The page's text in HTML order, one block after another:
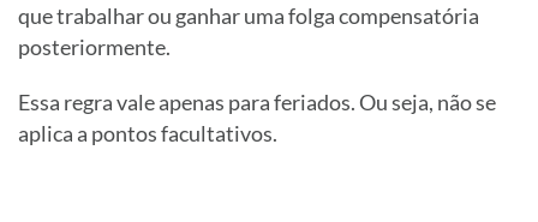
que trabalhar ou ganhar uma folga compensatória
posteriormente.
Essa regra vale apenas para feriados. Ou seja, não se
aplica a pontos facultativos.